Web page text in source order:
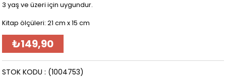
3 yaş ve üzeri için uygundur.
Kitap ölçüleri: 21 cm x 15 cm
₺149,90
(1004753)
STOK KODU